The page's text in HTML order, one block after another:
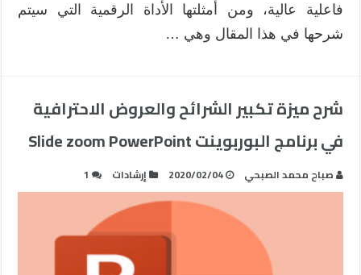
فاعلية عالية، ومن أمثلتها الأداة الرقمية التي سيتم
شرحها في هذا المقال وهي …
شرح ميزة تكبير الشرائح والعروض الاحترافية
في برنامج البوربوينت Slide zoom PowerPoint
صباح محمد الصبحي 2020/02/04 إرشادات 1